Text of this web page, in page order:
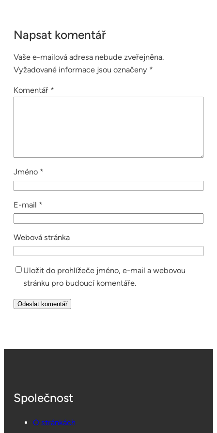
Napsat komentář
Vaše e-mailová adresa nebude zveřejněna.
Vyžadované informace jsou označeny *
Komentář *
Jméno *
E-mail *
Webová stránka
Uložit do prohlížeče jméno, e-mail a webovou
stránku pro budoucí komentáře.
Společnost
O stránkách